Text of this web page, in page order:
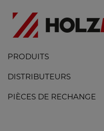
PRODUITS
DISTRIBUTEURS
PIÈCES DE RECHANGE